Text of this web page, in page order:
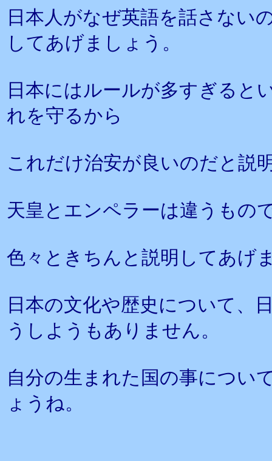
日本人がなぜ英語を話さない
してあげましょう。
日本にはルールが多すぎると
れを守るから
これだけ治安が良いのだと説
天皇とエンペラーは違うもの
色々ときちんと説明してあげ
日本の文化や歴史について、
うしようもありません。
自分の生まれた国の事につい
ょうね。